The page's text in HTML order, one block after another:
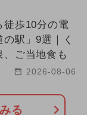
徒歩10分の電
駅」9選｜く
、ご当地食も
2026-08-06
る